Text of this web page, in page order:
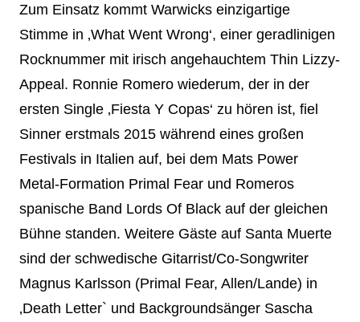
Zum Einsatz kommt Warwicks einzigartige
Stimme in ‚What Went Wrong‘, einer geradlinigen
Rocknummer mit irisch angehauchtem Thin Lizzy-
Appeal. Ronnie Romero wiederum, der in der
ersten Single ‚Fiesta Y Copas‘ zu hören ist, fiel
Sinner erstmals 2015 während eines großen
Festivals in Italien auf, bei dem Mats Power
Metal-Formation Primal Fear und Romeros
spanische Band Lords Of Black auf der gleichen
Bühne standen. Weitere Gäste auf Santa Muerte
sind der schwedische Gitarrist/Co-Songwriter
Magnus Karlsson (Primal Fear, Allen/Lande) in
‚Death Letter` und Backgroundsänger Sascha